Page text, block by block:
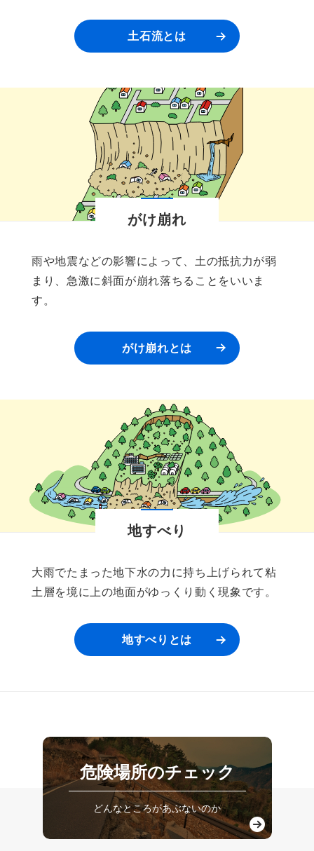
土石流とは
がけ崩れ
雨や地震などの影響によって、土の抵抗力が弱
まり、急激に斜面が崩れ落ちることをいいま
す。
がけ崩れとは
地すべり
大雨でたまった地下水の力に持ち上げられて粘
土層を境に上の地面がゆっくり動く現象です。
地すべりとは
危険場所のチェック
どんなところがあぶないのか